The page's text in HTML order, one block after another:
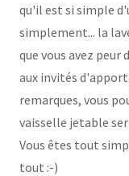
qu'il est si simple
simplement... la
que vous avez peur
aux invités
remarques, vous
vaisselle jetable
Vous êtes tout
tout :-)